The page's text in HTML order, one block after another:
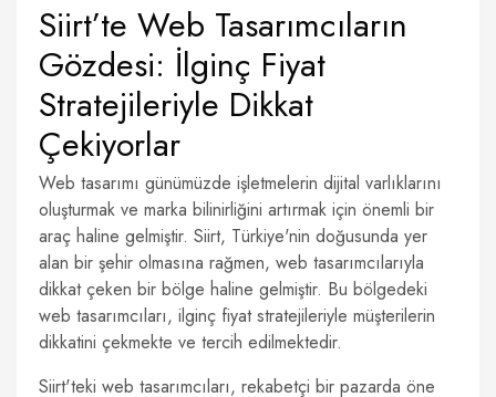
Siirt’te Web Tasarımcıların
Gözdesi: İlginç Fiyat
Stratejileriyle Dikkat
Çekiyorlar
Web tasarımı günümüzde işletmelerin dijital varlıklarını
oluşturmak ve marka bilinirliğini artırmak için önemli bir
araç haline gelmiştir. Siirt, Türkiye'nin doğusunda yer
alan bir şehir olmasına rağmen, web tasarımcılarıyla
dikkat çeken bir bölge haline gelmiştir. Bu bölgedeki
web tasarımcıları, ilginç fiyat stratejileriyle müşterilerin
dikkatini çekmekte ve tercih edilmektedir.
Siirt'teki web tasarımcıları, rekabetçi bir pazarda öne